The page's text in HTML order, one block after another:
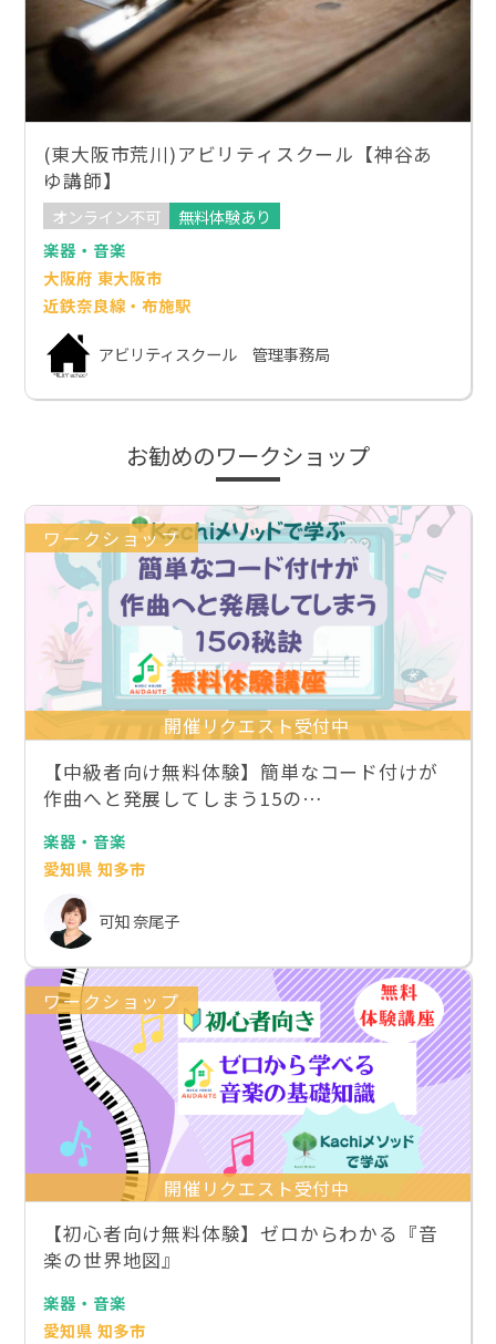
(東大阪市荒川)アビリティスクール【神谷あ
ゆ講師】
オンライン不可
無料体験あり
楽器・音楽
大阪府 東大阪市
近鉄奈良線・布施駅
アビリティスクール 管理事務局
お勧めのワークショップ
ワークショップ
開催リクエスト受付中
【中級者向け無料体験】簡単なコード付けが
作曲へと発展してしまう15の…
楽器・音楽
愛知県 知多市
可知 奈尾子
ワークショップ
開催リクエスト受付中
【初心者向け無料体験】ゼロからわかる『音
楽の世界地図』
楽器・音楽
愛知県 知多市